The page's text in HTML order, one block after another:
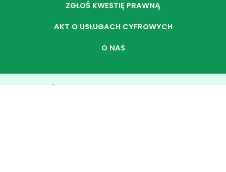
ZGŁOŚ KWESTIĘ PRAWNĄ
AKT O USŁUGACH CYFROWYCH
O NAS